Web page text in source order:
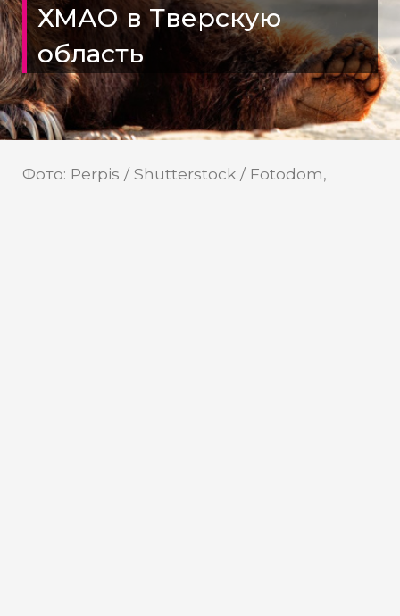
ХМАО в Тверскую
область
Фото: Perpis / Shutterstock / Fotodom,